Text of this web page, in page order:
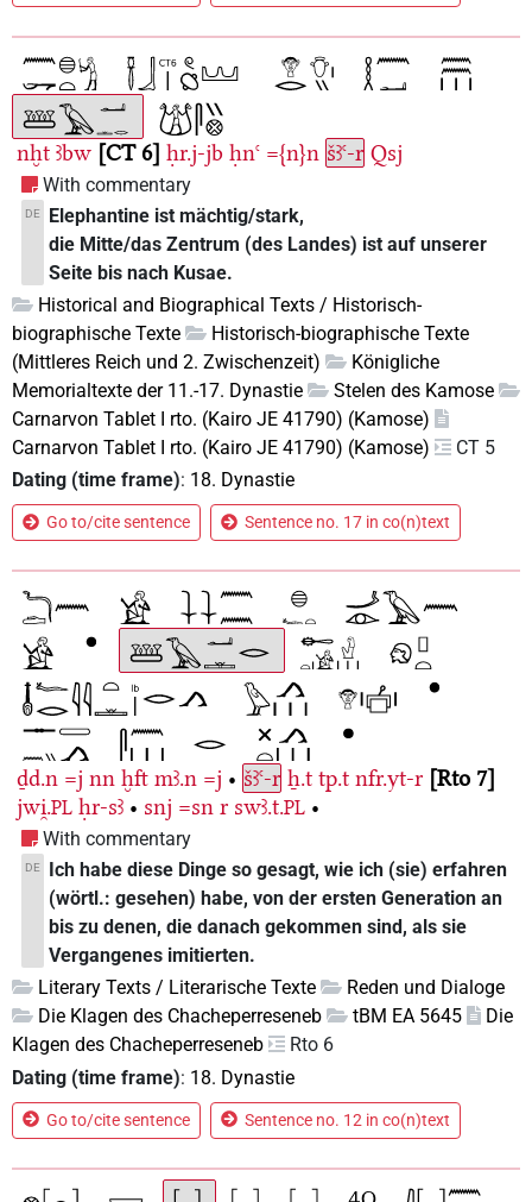
nḫt ꜣbw CT 6 ḥr.j-jb ḥnꜥ ={n}n šꜣꜥ-r Qsj
With commentary
DE
Elephantine ist mächtig/stark,
die Mitte/das Zentrum (des Landes) ist auf unserer
Seite bis nach Kusae.
Historical and Biographical Texts / Historisch-
biographische Texte
Historisch-biographische Texte
(Mittleres Reich und 2. Zwischenzeit)
Königliche
Memorialtexte der 11.-17. Dynastie
Stelen des Kamose
Carnarvon Tablet I rto. (Kairo JE 41790) (Kamose)
Carnarvon Tablet I rto. (Kairo JE 41790) (Kamose)
CT 5
Dating (time frame): 18. Dynastie
Go to/cite sentence Sentence no. 17 in co(n)text
ḏd.n =j nn ḫft mꜣ.n =j • šꜣꜥ-r ẖ.t tp.t nfr.yt-r Rto 7
jwi̯.PL ḥr-sꜣ • snj =sn r swꜣ.t.PL •
With commentary
DE
Ich habe diese Dinge so gesagt, wie ich (sie) erfahren
(wörtl.: gesehen) habe, von der ersten Generation an
bis zu denen, die danach gekommen sind, als sie
Vergangenes imitierten.
Literary Texts / Literarische Texte
Reden und Dialoge
Die Klagen des Chacheperreseneb
tBM EA 5645
Die
Klagen des Chacheperreseneb
Rto 6
Dating (time frame): 18. Dynastie
Go to/cite sentence Sentence no. 12 in co(n)text